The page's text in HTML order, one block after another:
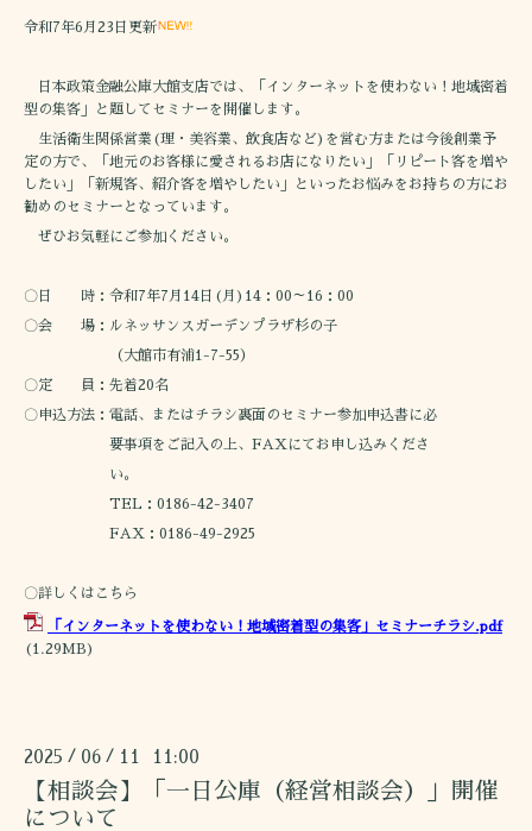
令和7年6月23日更新
日本政策金融公庫大館支店では、「インターネットを使わない！地域密着
型の集客」と題してセミナーを開催します。
生活衛生関係営業(理・美容業、飲食店など)を営む方または今後創業予
定の方で、「地元のお客様に愛されるお店になりたい」「リピート客を増や
したい」「新規客、紹介客を増やしたい」といったお悩みをお持ちの方にお
勧めのセミナーとなっています。
ぜひお気軽にご参加ください。
〇日 時：令和7年7月14日(月)14：00～16：00
〇会 場：ルネッサンスガーデンプラザ杉の子
（大館市有浦1-7-55）
〇定 員：先着20名
〇申込方法：電話、またはチラシ裏面のセミナー参加申込書に必
要事項をご記入の上、FAXにてお申し込みくださ
い。
TEL：0186-42-3407
FAX：0186-49-2925
〇詳しくはこちら
「インターネットを使わない！地域密着型の集客」セミナーチラシ.pdf
(1.29MB)
2025 / 06 / 11 11:00
【相談会】「一日公庫（経営相談会）」開催
について